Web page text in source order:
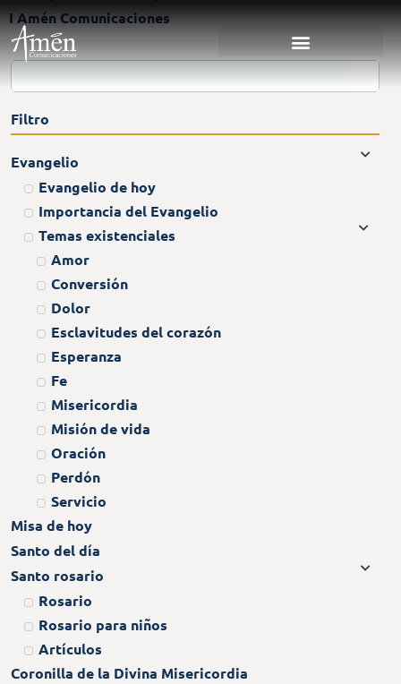
I Amén Comunicaciones
Filtro
Evangelio
Evangelio de hoy
Importancia del Evangelio
Temas existenciales
Amor
Conversión
Dolor
Esclavitudes del corazón
Esperanza
Fe
Misericordia
Misión de vida
Oración
Perdón
Servicio
Misa de hoy
Santo del día
Santo rosario
Rosario
Rosario para niños
Artículos
Coronilla de la Divina Misericordia